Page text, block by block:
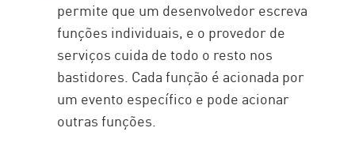
permite que um desenvolvedor escreva
funções individuais, e o provedor de
serviços cuida de todo o resto nos
bastidores. Cada função é acionada por
um evento específico e pode acionar
outras funções.